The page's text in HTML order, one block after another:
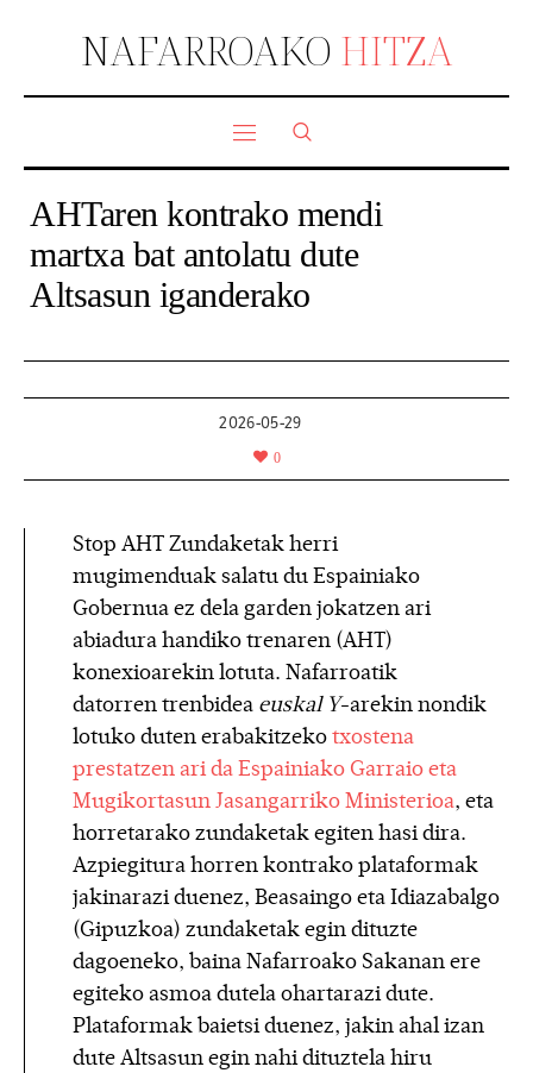
NAFARROAKO HITZA
AHTaren kontrako mendi
martxa bat antolatu dute
Altsasun iganderako
2026-05-29
0
Stop AHT Zundaketak herri
mugimenduak salatu du Espainiako
Gobernua ez dela garden jokatzen ari
abiadura handiko trenaren (AHT)
konexioarekin lotuta. Nafarroatik
datorren trenbidea euskal Y-arekin nondik
lotuko duten erabakitzekotxostena
prestatzen ari da Espainiako Garraio eta
Mugikortasun Jasangarriko Ministerioa, eta
horretarako zundaketak egiten hasi dira.
Azpiegitura horren kontrako plataformak
jakinarazi duenez, Beasaingo eta Idiazabalgo
(Gipuzkoa) zundaketak egin dituzte
dagoeneko, baina Nafarroako Sakanan ere
egiteko asmoa dutela ohartarazi dute.
Plataformak baietsi duenez, jakin ahal izan
dute Altsasun egin nahi dituztela hiru